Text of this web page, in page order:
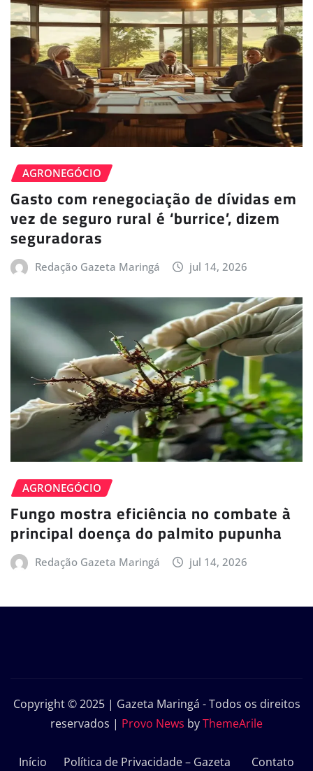
AGRONEGÓCIO
Gasto com renegociação de dívidas em
vez de seguro rural é ‘burrice’, dizem
seguradoras
Redação Gazeta Maringá jul 14, 2026
AGRONEGÓCIO
Fungo mostra eficiência no combate à
principal doença do palmito pupunha
Redação Gazeta Maringá jul 14, 2026
Copyright © 2025 | Gazeta Maringá - Todos os direitos
reservados | Provo News byThemeArile
Início Política de Privacidade – Gazeta Contato